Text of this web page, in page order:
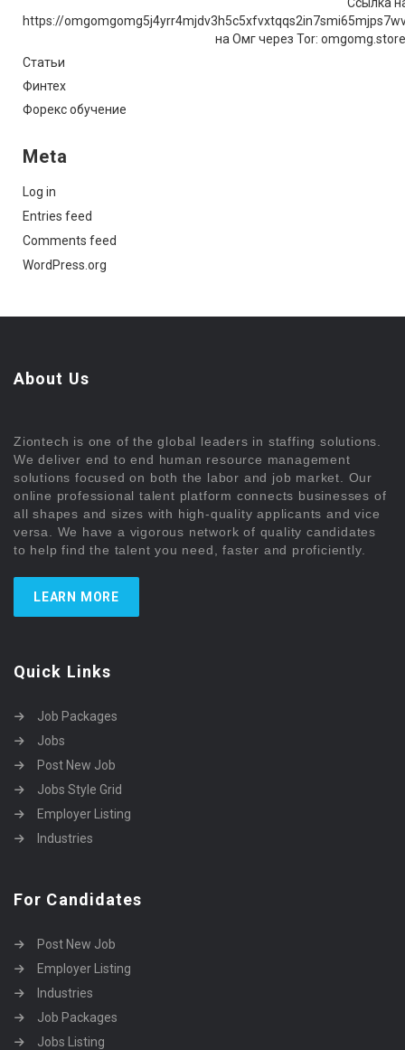
https://
на Омг через Tor:
Статьи
Финтех
Форекс обучение
Meta
Log in
Entries feed
Comments feed
WordPress.org
About Us
Ziontech is one of the global leaders in staffing solutions.
We deliver end to end human resource management
solutions focused on both the labor and job market. Our
online professional talent platform connects businesses of
all shapes and sizes with high-quality applicants and vice
versa. We have a vigorous network of quality candidates
to help find the talent you need, faster and proficiently.
LEARN MORE
Quick Links
Job Packages
Jobs
Post New Job
Jobs Style Grid
Employer Listing
Industries
For Candidates
Post New Job
Employer Listing
Industries
Job Packages
Jobs Listing